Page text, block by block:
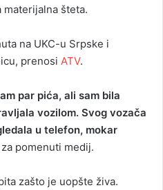
materijalna šteta.
na UKC-u Srpske i
prenosi ATV.
par pića, ali sam bila
vozilom. Svog vozača
u telefon, mokar
pomenuti medij.
zašto je uopšte živa.